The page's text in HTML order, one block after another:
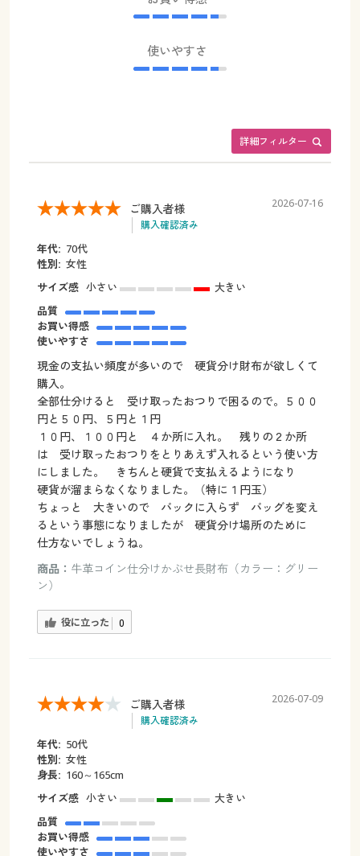
使いやすさ
詳細フィルター
ご購入者様
購入確認済み
2026-07-16
年代: 70代
性別: 女性
サイズ感 小さい
大きい
品質
お買い得感
使いやすさ
現金の支払い頻度が多いので 硬貨分け財布が欲しくて
購入。
全部仕分けると 受け取ったおつりで困るので。５００
円と５０円、５円と１円
１０円、１００円と ４か所に入れ。 残りの２か所
は 受け取ったおつりをとりあえず入れるという使い方
にしました。 きちんと硬貨で支払えるようになり
硬貨が溜まらなくなりました。（特に１円玉）
ちょっと 大きいので バックに入らず バッグを変え
るという事態になりましたが 硬貨分け場所のために
仕方ないでしょうね。
商品： 牛革コイン仕分けかぶせ長財布（カラー：グリー
ン）
役に立った 0
ご購入者様
購入確認済み
2026-07-09
年代: 50代
性別: 女性
身長: 160～165cm
サイズ感 小さい
大きい
品質
お買い得感
使いやすさ